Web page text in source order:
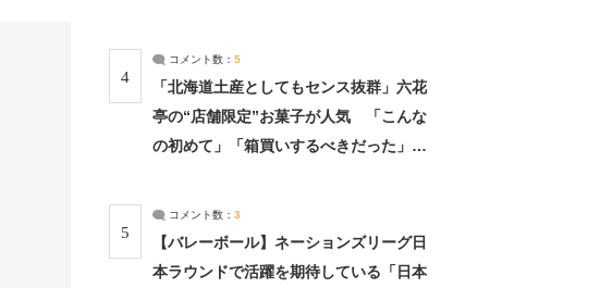
4
コメント数： 5
「北海道土産としてもセンス抜群」六花
亭の“店舗限定”お菓子が人気 「こんな
の初めて」「箱買いするべきだった」
5
コメント数： 3
【バレーボール】ネーションズリーグ日
本ラウンドで活躍を期待している「日本